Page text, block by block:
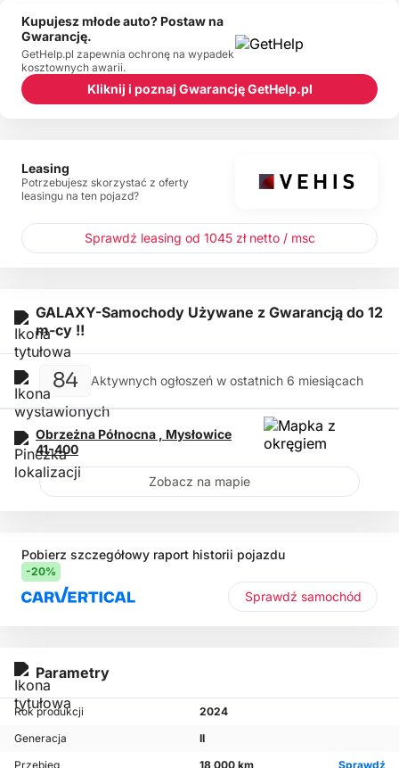
Pobierz szczegółowy raport historii pojazdu
-20%
Sprawdź samochód
Parametry
Rok produkcji
2024
Generacja
II
Przebieg
18 000 km Sprawdź
GALAXY-Samochody Używane z Gwarancją do 12
m-cy !!
84 Aktywnych ogłoszeń w ostatnich 6 miesiącach
Obrzeżna Północna , Mysłowice
41-400
Zobacz na mapie
Kupujesz młode auto? Postaw na
Gwarancję.
GetHelp.pl zapewnia ochronę na wypadek
kosztownych awarii.
Kliknij i poznaj Gwarancję GetHelp.pl
Leasing
Potrzebujesz skorzystać z oferty
leasingu na ten pojazd?
Sprawdź leasing od 1045 zł netto / msc